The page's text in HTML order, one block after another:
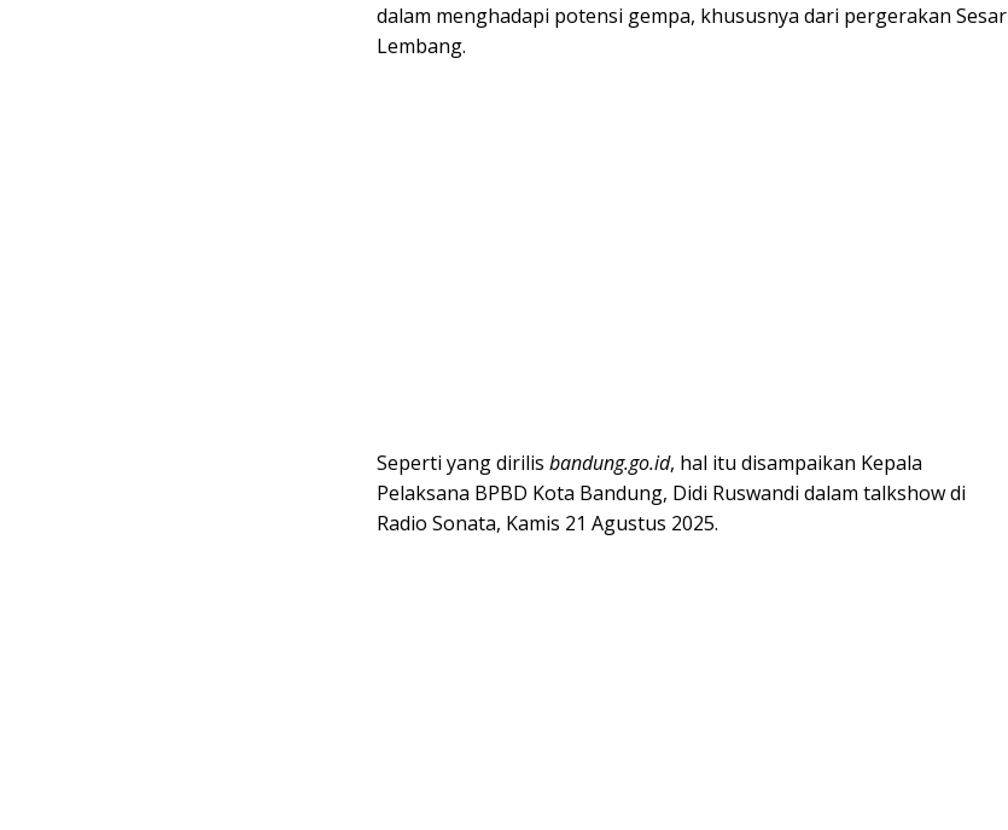
dalam menghadapi potensi gempa, khususnya dari pergerakan Sesar
Lembang.
Seperti yang dirilis bandung.go.id, hal itu disampaikan Kepala
Pelaksana BPBD Kota Bandung, Didi Ruswandi dalam talkshow di
Radio Sonata, Kamis 21 Agustus 2025.